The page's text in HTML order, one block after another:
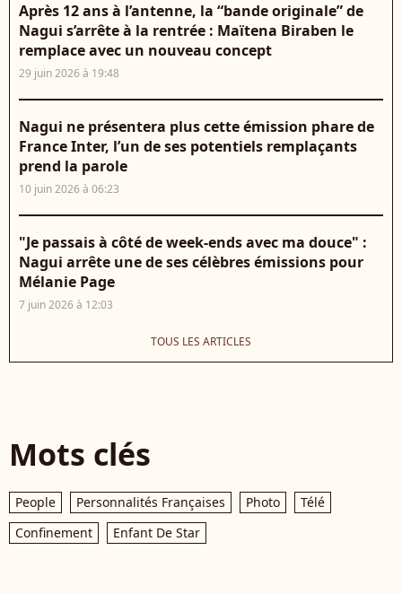
Après 12 ans à l’antenne, la “bande originale” de
Nagui s’arrête à la rentrée : Maïtena Biraben le
remplace avec un nouveau concept
29 juin 2026 à 19:48
Nagui ne présentera plus cette émission phare de
France Inter, l’un de ses potentiels remplaçants
prend la parole
10 juin 2026 à 06:23
"Je passais à côté de week-ends avec ma douce" :
Nagui arrête une de ses célèbres émissions pour
Mélanie Page
7 juin 2026 à 12:03
TOUS LES ARTICLES
Mots clés
People Personnalités Françaises Photo
Télé
Confinement
Enfant De Star